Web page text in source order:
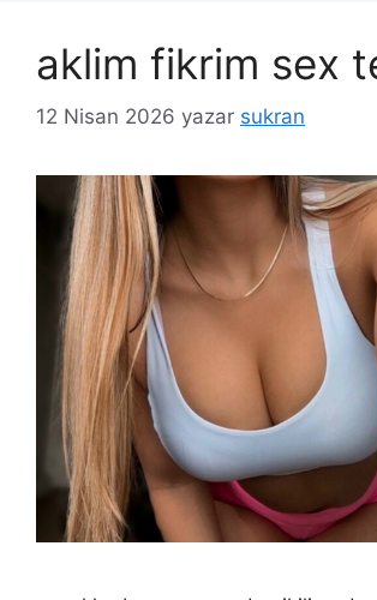
aklim fikrim sex
12 Nisan 2026 yazar sukran